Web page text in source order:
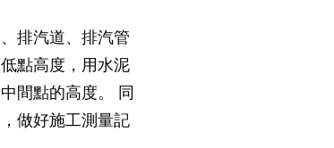
排汽道、排汽管
點高度，用水泥
間點的高度。 同
做好施工測量記